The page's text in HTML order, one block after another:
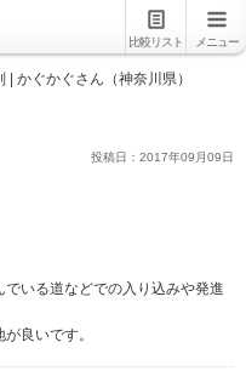
比較リスト メニュー
かぐかぐさん（神奈川県）
投稿日： 2017年09 月09日
いる道などでの入り込みや発進
良いです。